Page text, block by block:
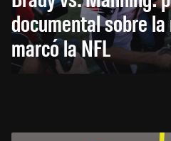
documental sobre
marcó la NFL